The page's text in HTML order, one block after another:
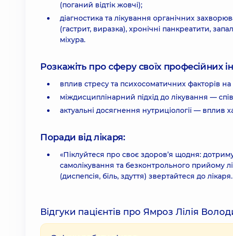
(поганий відтік жовчі);
діагностика та лікування органічних
(гастрит, виразка), хронічні панкреатити,
міхура.
Розкажіть про сферу своїх професійних
вплив стресу та психосоматичних факторів
міждисциплінарний підхід до лікування —
актуальні досягнення нутриціології — вплив
Поради від лікаря:
«Піклуйтеся про своє здоров’я щодня:
самолікування та безконтрольного прийому
(диспепсія, біль, здуття) звертайтеся до
Відгуки пацієнтів про Ямроз Лілія